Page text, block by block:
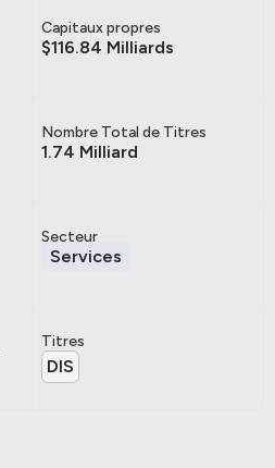
Capitaux propres
$116.84 Milliards
Nombre Total de Titres
1.74 Milliard
Secteur
Services
Titres
DIS